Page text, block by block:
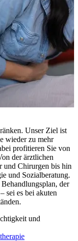
Unser Ziel ist
wieder zu mehr
profitieren Sie von
der ärztlichen
und Chirurgen bis hin
und Sozialberatung.
der
sei es bei akuten
und